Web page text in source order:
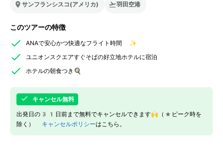
サンフランシスコ(アメリカ)
羽田空港
このツアーの特徴
ANAで安心かつ快適なフライト時間 ✨
ユニオンスクエアすぐそばの好立地ホテルに宿泊
ホテルの朝食つき🍳
キャンセル無料
出発日の31日前まで無料でキャンセルできます🙌（*ピーク時を
除く） キャンセルポリシーはこちら。